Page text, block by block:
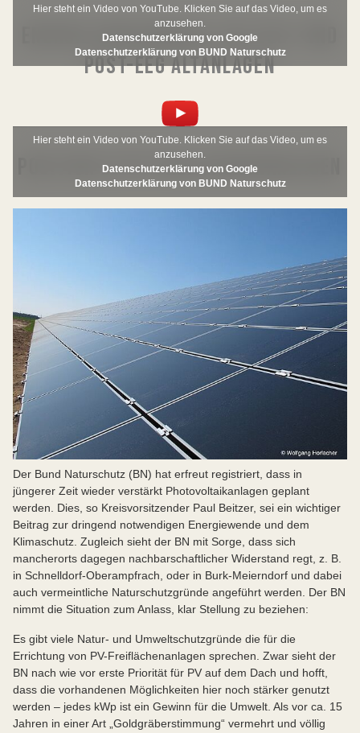
Hier steht ein Video von YouTube. Klicken Sie auf das Video, um es
anzusehen.
Datenschutzerklärung von Google
Datenschutzerklärung von BUND Naturschutz
ENERGIE WEBSEMINAR: EEG 2021 UND
POST-EEG ALTANLAGEN
Hier steht ein Video von YouTube. Klicken Sie auf das Video, um es
anzusehen.
Datenschutzerklärung von Google
Datenschutzerklärung von BUND Naturschutz
POSITION ZU PV-FREIFLÄCHENANLAGEN
Der Bund Naturschutz (BN) hat erfreut registriert, dass in
jüngerer Zeit wieder verstärkt Photovoltaikanlagen geplant
werden. Dies, so Kreisvorsitzender Paul Beitzer, sei ein wichtiger
Beitrag zur dringend notwendigen Energiewende und dem
Klimaschutz. Zugleich sieht der BN mit Sorge, dass sich
mancherorts dagegen nachbarschaftlicher Widerstand regt, z. B.
in Schnelldorf-Oberampfrach, oder in Burk-Meierndorf und dabei
auch vermeintliche Naturschutzgründe angeführt werden. Der BN
nimmt die Situation zum Anlass, klar Stellung zu beziehen:
Es gibt viele Natur- und Umweltschutzgründe die für die
Errichtung von PV-Freiflächenanlagen sprechen. Zwar sieht der
BN nach wie vor erste Priorität für PV auf dem Dach und hofft,
dass die vorhandenen Möglichkeiten hier noch stärker genutzt
werden – jedes kWp ist ein Gewinn für die Umwelt. Als vor ca. 15
Jahren in einer Art „Goldgräberstimmung“ vermehrt und völlig